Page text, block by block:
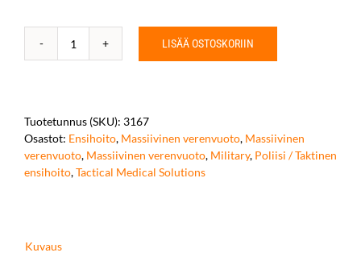
TacMed
määrä
LISÄÄ OSTOSKORIIN
Tuotetunnus (SKU): 3167
Osastot: Ensihoito, Massiivinen verenvuoto, Massiivinen
verenvuoto, Massiivinen verenvuoto, Military, Poliisi / Taktinen
ensihoito,Tactical Medical Solutions
Kuvaus